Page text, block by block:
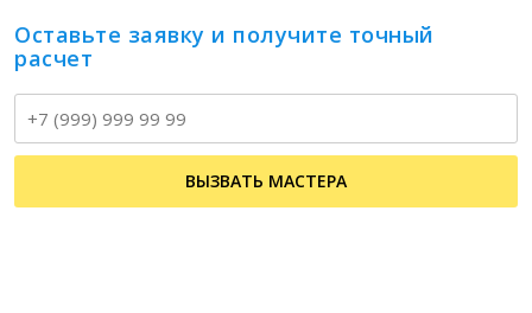
Оставьте заявку и получите точный
расчет
ВЫЗВАТЬ МАСТЕРА